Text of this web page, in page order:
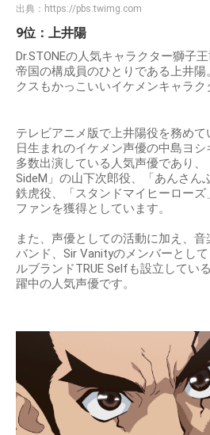
出典： https://pbs.twimg.com
9位：上井陽
Dr.STONEの人気キャラクター獅子
帝国の構成員のひとりである上井
クスもかっこいいイケメンキャラク
テレビアニメ版で上井陽役を務め
日生まれのイケメン声優の中島ヨ
多数出演している人気声優であり
SideM」の山下次郎役、「あんさん
鉄虎役、「スタンドマイヒーロー
ファンを獲得としています。
また、声優としての活動に加え、
バンド、Sir Vanityのメンバーとし
ルブランドTRUE Selfも設立してい
躍中の人気声優です。